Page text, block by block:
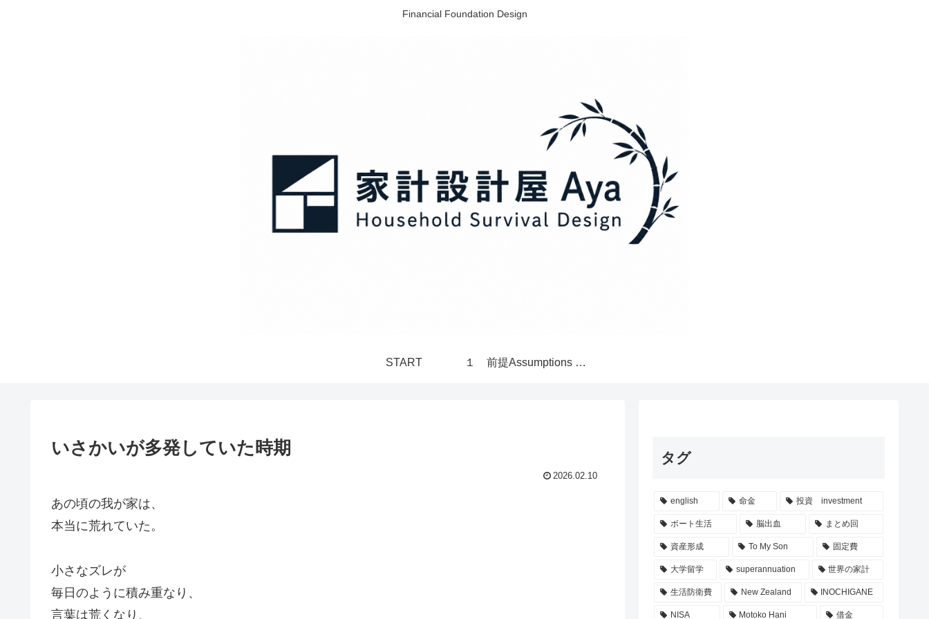
Financial Foundation Design
START １ 前提Assumptions 構造Structure 世界 World
いさかいが多発していた時期
2026.02.10
あの頃の我が家は、
本当に荒れていた。
小さなズレが
毎日のように積み重なり、
言葉は荒くなり、
タグ
english 命金 投資 investment
ボート生活 脳出血 まとめ回
資産形成 To My Son 固定費
大学留学 superannuation 世界の家計
生活防衛費 New Zealand INOCHIGANE
NISA Motoko Hani 借金